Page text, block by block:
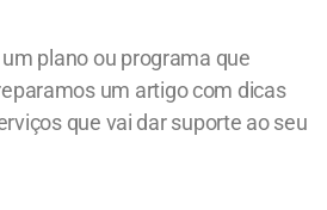
plano ou programa que
um artigo com dicas
que vai dar suporte ao seu